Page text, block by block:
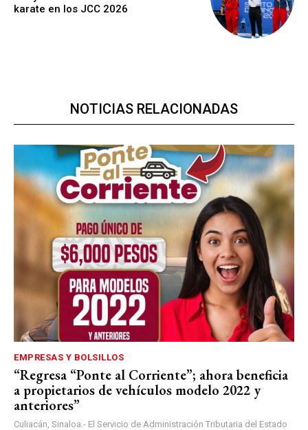
karate en los JCC 2026
NOTICIAS RELACIONADAS
EMPRESAS Y BOLSILLOS
“Regresa “Ponte al Corriente”; ahora beneficia
a propietarios de vehículos modelo 2022 y
anteriores”
Culiacán, Sinaloa.- El Servicio de Administración Tributaria del Estado